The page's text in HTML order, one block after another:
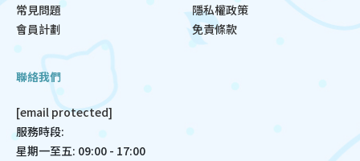
常見問題
會員計劃
隱私權政策
免責條款
聯絡我們
[email protected]
服務時段:
星期一至五: 09:00 - 17:00